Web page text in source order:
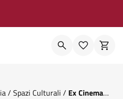
/ Spazi Culturali / Ex Cinema